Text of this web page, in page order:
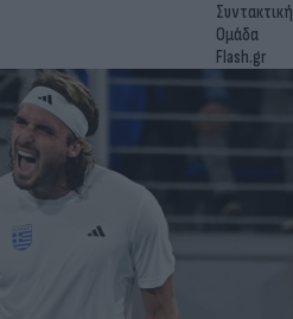
Συντακτική
Ομάδα
Flash.gr